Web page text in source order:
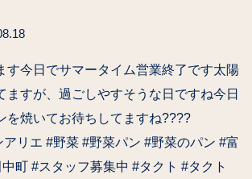
す今日でサマータイム営業終了です太陽
ますが、過ごしやすそうな日ですね今日
を焼いてお待ちしてますね????
リエ #野菜 #野菜パン #野菜のパン #富
町 #スタッフ募集中 #タクト #タクト